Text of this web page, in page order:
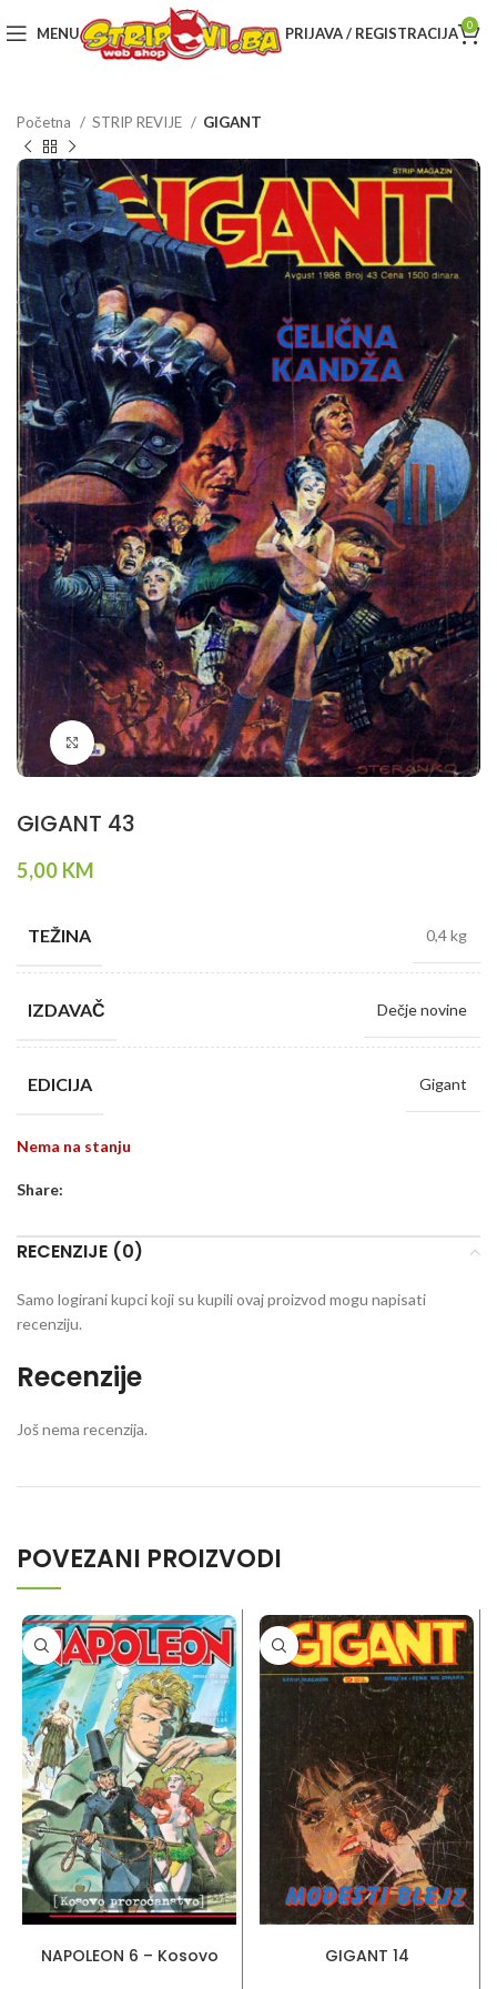
MENU PRIJAVA / REGISTRACIJA 0
Početna STRIP REVIJE GIGANT
Klikni da povečaš
GIGANT 43
5,00 KM
TEŽINA 0,4 kg
IZDAVAČ Dečje novine
EDICIJA Gigant
Nema na stanju
Share:
RECENZIJE (0)
Recenzije
Još nema recenzija.
Samo logirani kupci koji su kupili ovaj proizvod mogu napisati
recenziju.
POVEZANI PROIZVODI
NAPOLEON 6 – Kosovo
GIGANT 14